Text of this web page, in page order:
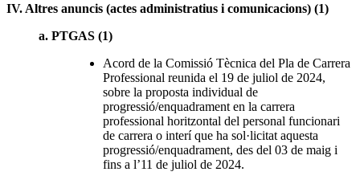
IV. Altres anuncis (actes administratius i comunicacions) (1)
a. PTGAS (1)
Acord de la Comissió Tècnica del Pla de Carrera
Professional reunida el 19 de juliol de 2024,
sobre la proposta individual de
progressió/enquadrament en la carrera
professional horitzontal del personal funcionari
de carrera o interí que ha sol·licitat aquesta
progressió/enquadrament, des del 03 de maig i
fins a l’11 de juliol de 2024.